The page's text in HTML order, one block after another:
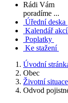
Rádi Vám
poradíme ...
Úřední deska
Kalendář akcí
Poplatky
Ke stažení
Úvodní
Obec
Životní situace
Odvod